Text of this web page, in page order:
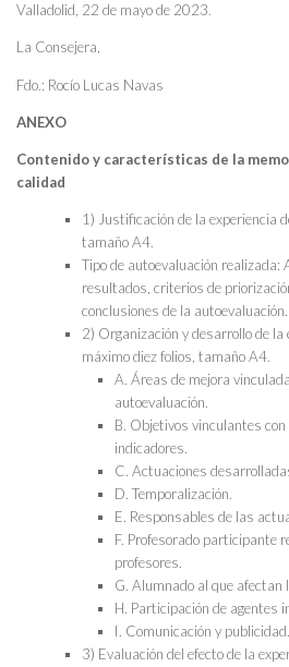
Valladolid, 22 de mayo de 2023.
La Consejera,
Fdo.: Rocío Lucas Navas
ANEXO
Contenido y características de la
calidad
1) Justificación de la experiencia
tamaño A4.
Tipo de autoevaluación realizada:
resultados, criterios de
conclusiones de la autoevaluación.
2) Organización y desarrollo de la
máximo diez folios, tamaño A4.
A. Áreas de mejora
autoevaluación.
B. Objetivos vinculantes
indicadores.
C. Actuaciones
D. Temporalización.
E. Responsables de las
F. Profesorado participante
profesores.
G. Alumnado al que afectan
H. Participación de agentes
I. Comunicación y publicidad.
3) Evaluación del efecto de la